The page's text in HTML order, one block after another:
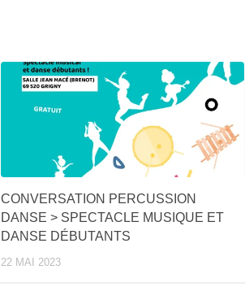
CONVERSATION PERCUSSION
DANSE > SPECTACLE MUSIQUE ET
DANSE DÉBUTANTS
22 MAI 2023